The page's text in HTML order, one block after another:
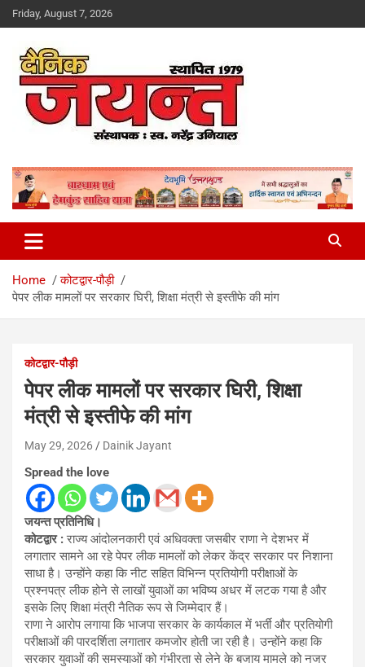
Skip
to
Friday, August 7, 2026
Dainik Jayant
Home
कोटद्वार-पौड़ी
पेपर लीक मामलों पर सरकार घिरी, शिक्षा मंत्री से इस्तीफे की मांग
कोटद्वार-पौड़ी
पेपर लीक मामलों पर सरकार घिरी, शिक्षा
मंत्री से इस्तीफे की मांग
May 29, 2026 Dainik Jayant
Spread the love
जयन्त प्रतिनिधि।
कोटद्वार :राज्य आंदोलनकारी एवं अधिवक्ता जसबीर राणा ने देशभर में
लगातार सामने आ रहे पेपर लीक मामलों को लेकर केंद्र सरकार पर निशाना
साधा है। उन्होंने कहा कि नीट सहित विभिन्न प्रतियोगी परीक्षाओं के
प्रश्नपत्र लीक होने से लाखों युवाओं का भविष्य अधर में लटक गया है और
इसके लिए शिक्षा मंत्री नैतिक रूप से जिम्मेदार हैं।
राणा ने आरोप लगाया कि भाजपा सरकार के कार्यकाल में भर्ती और प्रतियोगी
परीक्षाओं की पारदर्शिता लगातार कमजोर होती जा रही है। उन्होंने कहा कि
सरकार युवाओं की समस्याओं को गंभीरता से लेने के बजाय मामले को नजर